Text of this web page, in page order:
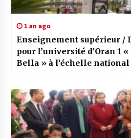
1 an ago
Enseignement supérieur /
pour l’université d’Oran 1
Bella » à l’échelle national